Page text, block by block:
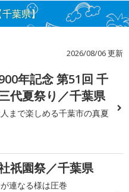
葉県】
2026/08/06 更新
年記念 第51回 千
代夏祭り／千葉県
まで楽しめる千葉市の真夏
祇園祭／千葉県
連なる様は圧巻